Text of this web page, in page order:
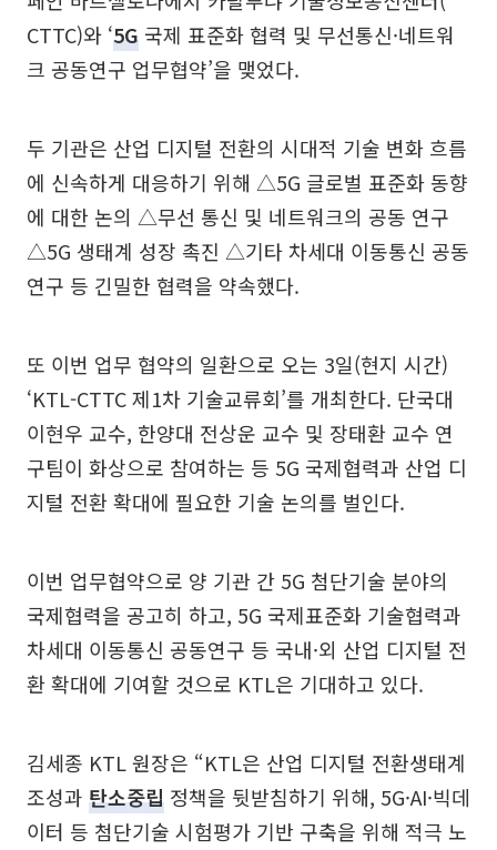
CTTC)와 ‘5G 국제 표준화 협력 및 무선통신·네트워
크 공동연구 업무협약’을 맺었다.
두 기관은 산업 디지털 전환의 시대적 기술 변화 흐름
에 신속하게 대응하기 위해 △5G 글로벌 표준화 동향
에 대한 논의 △무선 통신 및 네트워크의 공동 연구
△5G 생태계 성장 촉진 △기타 차세대 이동통신 공동
연구 등 긴밀한 협력을 약속했다.
또 이번 업무 협약의 일환으로 오는 3일(현지 시간)
‘KTL-CTTC 제1차 기술교류회’를 개최한다. 단국대
이현우 교수, 한양대 전상운 교수 및 장태환 교수 연
구팀이 화상으로 참여하는 등 5G 국제협력과 산업 디
지털 전환 확대에 필요한 기술 논의를 벌인다.
이번 업무협약으로 양 기관 간 5G 첨단기술 분야의
국제협력을 공고히 하고, 5G 국제표준화 기술협력과
차세대 이동통신 공동연구 등 국내·외 산업 디지털 전
환 확대에 기여할 것으로 KTL은 기대하고 있다.
김세종 KTL 원장은 “KTL은 산업 디지털 전환생태계
조성과 탄소중립 정책을 뒷받침하기 위해, 5G·AI·빅데
이터 등 첨단기술 시험평가 기반 구축을 위해 적극 노